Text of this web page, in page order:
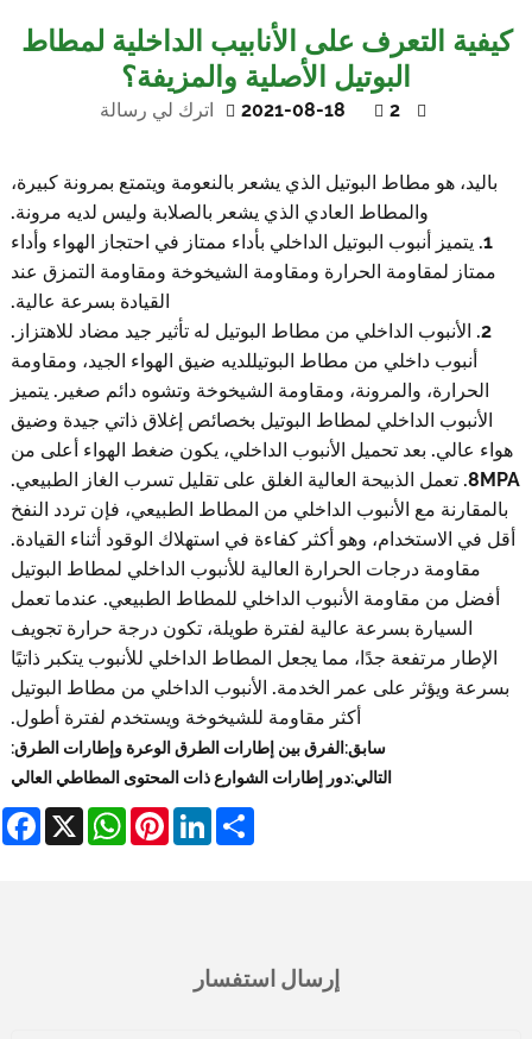
كيفية التعرف على الأنابيب الداخلية لمطاط
البوتيل الأصلية والمزيفة؟
2021-08-18 2 اترك لي رسالة
باليد، هو مطاط البوتيل الذي يشعر بالنعومة ويتمتع بمرونة كبيرة،
والمطاط العادي الذي يشعر بالصلابة وليس لديه مرونة.
1. يتميز أنبوب البوتيل الداخلي بأداء ممتاز في احتجاز الهواء وأداء
ممتاز لمقاومة الحرارة ومقاومة الشيخوخة ومقاومة التمزق عند
القيادة بسرعة عالية.
2. الأنبوب الداخلي من مطاط البوتيل له تأثير جيد مضاد للاهتزاز.
أنبوب داخلي من مطاط البوتيللديه ضيق الهواء الجيد، ومقاومة
الحرارة، والمرونة، ومقاومة الشيخوخة وتشوه دائم صغير. يتميز
الأنبوب الداخلي لمطاط البوتيل بخصائص إغلاق ذاتي جيدة وضيق
هواء عالي. بعد تحميل الأنبوب الداخلي، يكون ضغط الهواء أعلى من
8MPA. تعمل الذبيحة العالية الغلق على تقليل تسرب الغاز الطبيعي.
بالمقارنة مع الأنبوب الداخلي من المطاط الطبيعي، فإن تردد النفخ
أقل في الاستخدام، وهو أكثر كفاءة في استهلاك الوقود أثناء القيادة.
مقاومة درجات الحرارة العالية للأنبوب الداخلي لمطاط البوتيل
أفضل من مقاومة الأنبوب الداخلي للمطاط الطبيعي. عندما تعمل
السيارة بسرعة عالية لفترة طويلة، تكون درجة حرارة تجويف
الإطار مرتفعة جدًا، مما يجعل المطاط الداخلي للأنبوب يتكبر ذاتيًا
بسرعة ويؤثر على عمر الخدمة. الأنبوب الداخلي من مطاط البوتيل
أكثر مقاومة للشيخوخة ويستخدم لفترة أطول.
سابق: الفرق بين إطارات الطرق الوعرة وإطارات الطرق:
التالي:دور إطارات الشوارع ذات المحتوى المطاطي العالي
X
WhatsAppPinterestLinkedInShare
إرسال استفسار